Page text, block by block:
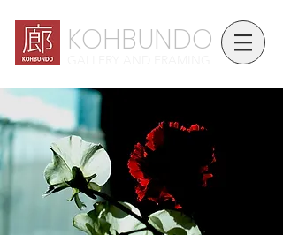
KOHBUNDO